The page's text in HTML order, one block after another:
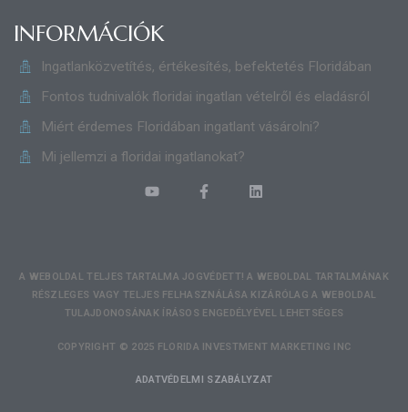
INFORMÁCIÓK
Ingatlanközvetítés, értékesítés, befektetés Floridában
Fontos tudnivalók floridai ingatlan vételről és eladásról
Miért érdemes Floridában ingatlant vásárolni?
Mi jellemzi a floridai ingatlanokat?
A WEBOLDAL TELJES TARTALMA JOGVÉDETT! A WEBOLDAL TARTALMÁNAK
RÉSZLEGES VAGY TELJES FELHASZNÁLÁSA KIZÁRÓLAG A WEBOLDAL
TULAJDONOSÁNAK ÍRÁSOS ENGEDÉLYÉVEL LEHETSÉGES
COPYRIGHT © 2025 FLORIDA INVESTMENT MARKETING INC
ADATVÉDELMI SZABÁLYZAT